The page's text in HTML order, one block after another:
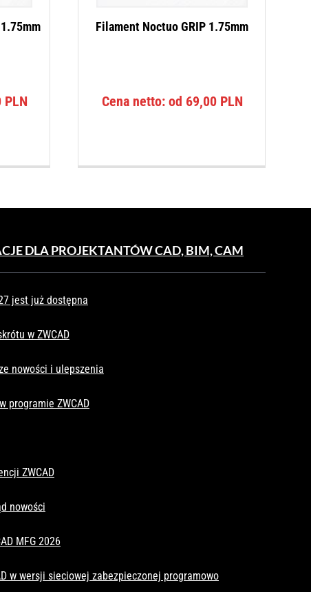
PLN
Filament Noctuo GRIP 1.75mm
Cena netto: od 69,00 PLN
DLA PROJEKTANTÓW CAD, BIM, CAM
jest już dostępna
w ZWCAD
nowości i ulepszenia
programie ZWCAD
ZWCAD
nowości
MFG 2026
w wersji sieciowej zabezpieczonej programowo